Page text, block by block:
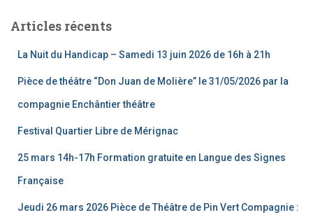
rArticles récents
La Nuit du Handicap – Samedi 13 juin 2026 de 16h à 21h
Pièce de théâtre “Don Juan de Molière” le 31/05/2026 par la
compagnie Enchântier théâtre
Festival Quartier Libre de Mérignac
25 mars 14h-17h Formation gratuite en Langue des Signes
Française
Jeudi 26 mars 2026 Pièce de Théâtre de Pin Vert Compagnie :